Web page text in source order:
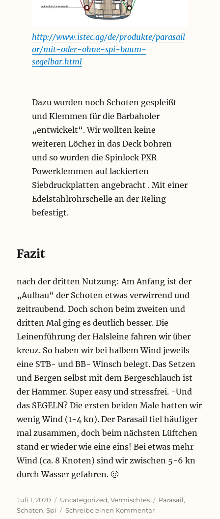
http://www.istec.ag/de/produkte/parasail
or/mit-oder-ohne-spi-baum-
segelbar.html
Dazu wurden noch Schoten gespleißt
und Klemmen für die Barbaholer
„entwickelt“. Wir wollten keine
weiteren Löcher in das Deck bohren
und so wurden die Spinlock PXR
Powerklemmen auf lackierten
Siebdruckplatten angebracht . Mit einer
Edelstahlrohrschelle an der Reling
befestigt.
Fazit
nach der dritten Nutzung: Am Anfang ist der
„Aufbau“ der Schoten etwas verwirrend und
zeitraubend. Doch schon beim zweiten und
dritten Mal ging es deutlich besser. Die
Leinenführung der Halsleine fahren wir über
kreuz. So haben wir bei halbem Wind jeweils
eine STB- und BB- Winsch belegt. Das Setzen
und Bergen selbst mit dem Bergeschlauch ist
der Hammer. Super easy und stressfrei. -Und
das SEGELN? Die ersten beiden Male hatten wir
wenig Wind (1-4 kn). Der Parasail fiel häufiger
mal zusammen, doch beim nächsten Lüftchen
stand er wieder wie eine eins! Bei etwas mehr
Wind (ca. 8 Knoten) sind wir zwischen 5-6 kn
durch Wasser gefahren. 🙂
Veröffentlicht
am
Juli 1, 2020 Kategorien
Uncategorized,Vermischtes Schlagwörter
Parasail,
Schoten,Spi Schreibe einen Kommentarzu